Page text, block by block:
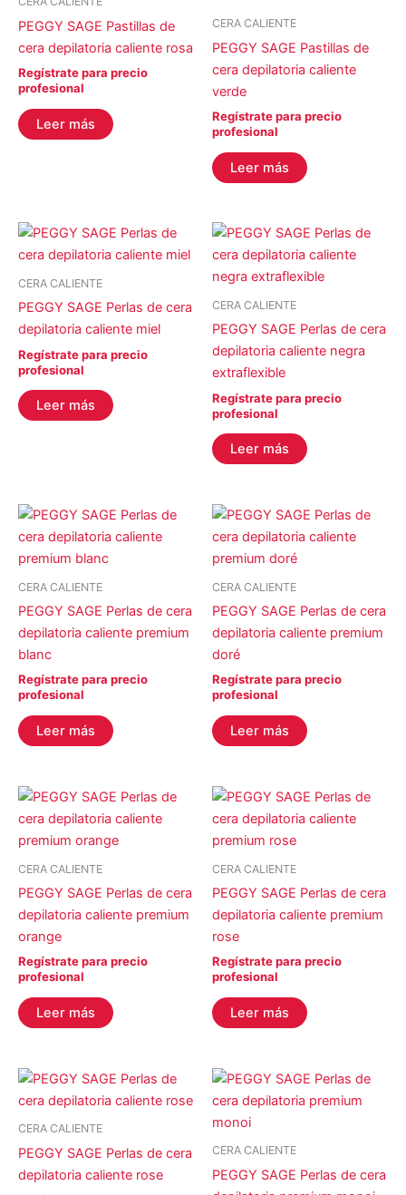
PEGGY SAGE Pastillas de
cera depilatoria caliente rosa
Regístrate para precio
profesional
Leer más
CERA CALIENTE
PEGGY SAGE Pastillas de
cera depilatoria caliente
verde
Regístrate para precio
profesional
Leer más
CERA CALIENTE
PEGGY SAGE Perlas de cera
depilatoria caliente miel
Regístrate para precio
profesional
Leer más
CERA CALIENTE
PEGGY SAGE Perlas de cera
depilatoria caliente negra
extraflexible
Regístrate para precio
profesional
Leer más
CERA CALIENTE
PEGGY SAGE Perlas de cera
depilatoria caliente premium
blanc
Regístrate para precio
profesional
Leer más
CERA CALIENTE
PEGGY SAGE Perlas de cera
depilatoria caliente premium
doré
Regístrate para precio
profesional
Leer más
CERA CALIENTE
PEGGY SAGE Perlas de cera
depilatoria caliente premium
orange
Regístrate para precio
profesional
Leer más
CERA CALIENTE
PEGGY SAGE Perlas de cera
depilatoria caliente premium
rose
Regístrate para precio
profesional
Leer más
CERA CALIENTE
PEGGY SAGE Perlas de cera
depilatoria caliente rose
CERA CALIENTE
PEGGY SAGE Perlas de cera